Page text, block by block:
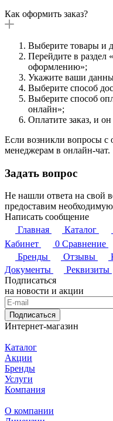
Как оформить заказ?
Выберите товары и
Перейдите в раздел
оформлению»;
Укажите ваши
Выберите способ
Выберите способ
онлайн»;
Оплатите заказ, и
Если возникли вопросы с
менеджерам в онлайн-чат.
Задать вопрос
Не нашли ответа на свой
предоставим
Написать сообщение
Главная
Каталог
Кабинет
0 Сравнение
Бренды
Отзывы
Документы
Реквизиты
Подписаться
на новости и акции
Подписаться
Интернет-магазин
Каталог
Акции
Бренды
Услуги
Компания
О компании